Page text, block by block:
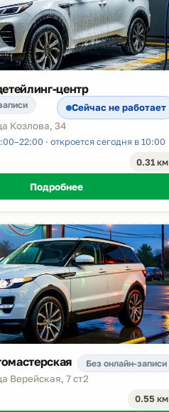
центр
Сейчас не работает
Козлова, 34
· откроется сегодня в 10:00
0.31 км
Подробнее
Без онлайн-записи
Верейская, 7 ст2
0.55 км